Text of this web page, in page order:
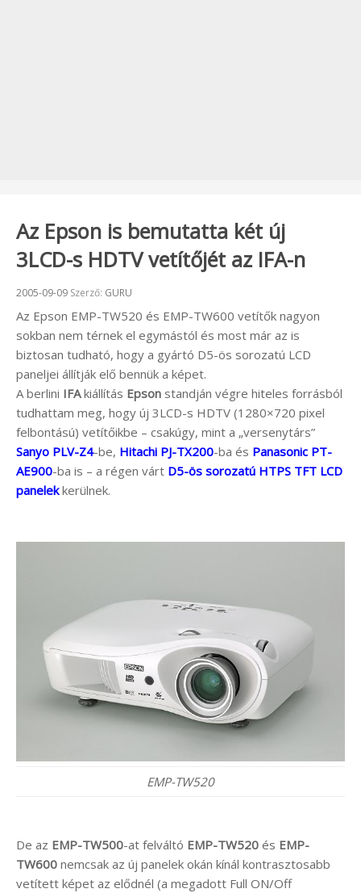
Az Epson is bemutatta két új
3LCD-s HDTV vetítőjét az IFA-n
Beküldve:
2005-09-09 Szerző: GURU
Az Epson EMP-TW520 és EMP-TW600 vetítők nagyon
sokban nem térnek el egymástól és most már az is
biztosan tudható, hogy a gyártó D5-ös sorozatú LCD
paneljei állítják elő bennük a képet.
A berlini IFAkiállítás Epson standján végre hiteles forrásból
tudhattam meg, hogy új 3LCD-s HDTV (1280×720 pixel
felbontású) vetítőikbe – csakúgy, mint a „versenytárs”
Sanyo PLV-Z4-be, Hitachi PJ-TX200-ba és Panasonic PT-
AE900-ba is – a régen várt D5-ös sorozatú HTPS TFT LCD
panelekkerülnek.
EMP-TW520
De az EMP-TW500-at felváltó EMP-TW520 és EMP-
TW600 nemcsak az új panelek okán kínál kontrasztosabb
vetített képet az elődnél (a megadott Full ON/Off